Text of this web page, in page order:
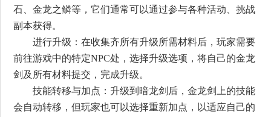
石、金龙之鳞等，它们通常可以通过参与各种活动、挑战
副本获得。
进行升级：在收集齐所有升级所需材料后，玩家需要
前往游戏中的特定NPC处，选择升级选项，将自己的金龙
剑及所有材料提交，完成升级。
技能转移与加点：升级到暗龙剑后，金龙剑上的技能
会自动转移，但玩家也可以选择重新加点，以适应自己的